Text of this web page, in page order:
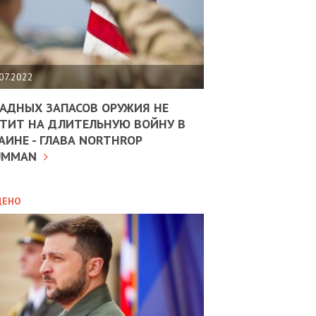
ЗАПАСОВ ОРУЖИЯ НЕ
НА ДЛИТЕЛЬНУЮ ВОЙНУ В
- ГЛАВА NORTHROP
10.02.2025